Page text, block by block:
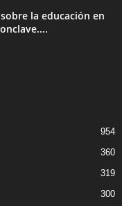
la educación en
954
360
319
300